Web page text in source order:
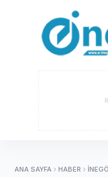
ANA SAYFA HABER